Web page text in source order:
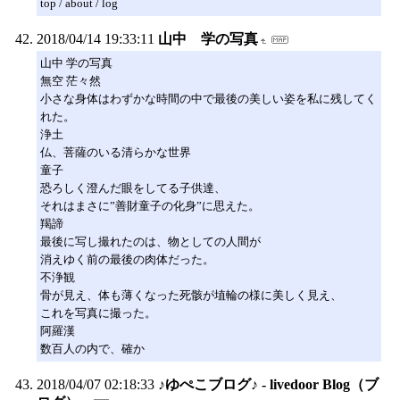
top / about / log
2018/04/14 19:33:11 山中 学の写真
山中 学の写真
無空 茫々然
小さな身体はわずかな時間の中で最後の美しい姿を私に残してく
れた。
浄土
仏、菩薩のいる清らかな世界
童子
恐ろしく澄んだ眼をしてる子供達、
それはまさに”善財童子の化身”に思えた。
羯諦
最後に写し撮れたのは、物としての人間が
消えゆく前の最後の肉体だった。
不浄観
骨が見え、体も薄くなった死骸が埴輪の様に美しく見え、
これを写真に撮った。
阿羅漢
数百人の内で、確か
2018/04/07 02:18:33 ♪ゆぺこブログ♪ - livedoor Blog（ブ